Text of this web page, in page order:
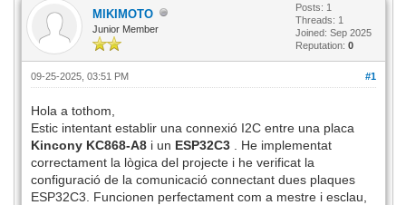
MIKIMOTO
Junior Member
Posts: 1
Threads: 1
Joined: Sep 2025
Reputation: 0
#1
09-25-2025, 03:51 PM
Hola a tothom,
Estic intentant establir una connexió I2C entre una placa
Kincony KC868-A8i un ESP32C3. He implementat
correctament la lògica del projecte i he verificat la
configuració de la comunicació connectant dues plaques
ESP32C3. Funcionen perfectament com a mestre i esclau,